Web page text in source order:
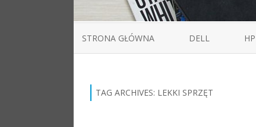
STRONA GŁÓWNA DELL HP
TAG ARCHIVES: LEKKI SPRZĘT